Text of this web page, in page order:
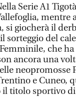
Serie A1
mentre
si giocherà il
sorteggio del
che
ancora una
neopromosse
e Cuneo,
il titolo sportivo di